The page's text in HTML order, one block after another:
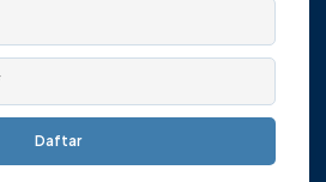
Daftar